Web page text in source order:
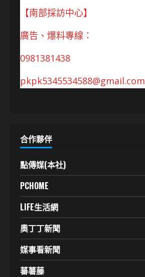
【南部採訪中心】
廣告、爆料專線：
0981381438
pkpk5345534588@gmail.com
合作夥伴
點傳媒(本社)
PCHOME
LIFE生活網
奧丁丁新聞
媒事看新聞
蕃薯藤